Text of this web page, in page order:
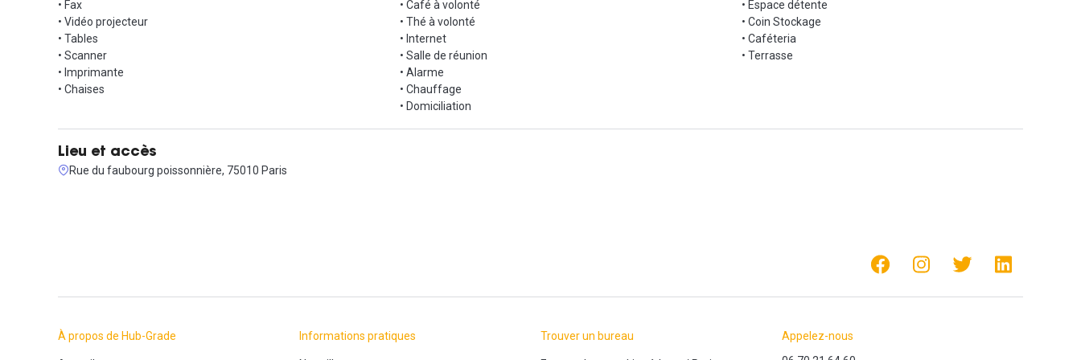
Si vous voulez en savoir plus, contactez-nous par téléphone ou via la messagerie, il reste quelques places disponibles !
Informations complémentaires sur cet espace de travail
2 Phones Boxs ( cabine acoustique)
• Fax
• Vidéo projecteur
• Tables
• Scanner
• Imprimante
• Chaises
• Café à volonté
• Thé à volonté
• Internet
• Salle de réunion
• Alarme
• Chauffage
• Domiciliation
• Espace détente
• Coin Stockage
• Caféteria
• Terrasse
Lieu et accès
Rue du faubourg poissonnière, 75010 Paris
À propos de Hub-Grade Informations pratiques Trouver un bureau
Appelez-nous